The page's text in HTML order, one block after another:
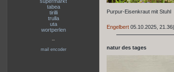
tabea
tirilli
trulla
uta
wortperlen
--
mail encoder
Purpur-Eisenkraut mit Stuhl
Engelbert 05.10.2025, 21.36|
natur des tages